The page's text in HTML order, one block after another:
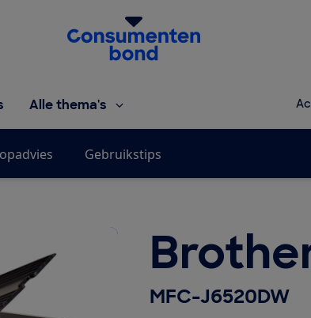
Homepage van de Consumentenbond
Alle thema's
Gebruikstips
MFC-J6520DW